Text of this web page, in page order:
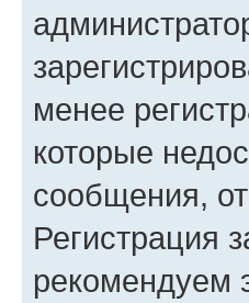
менее
которые
сообщения,
Регистрация
рекомендуем